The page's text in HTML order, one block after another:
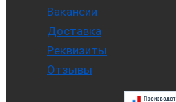
Вакансии
Доставка
Реквизиты
Отзывы